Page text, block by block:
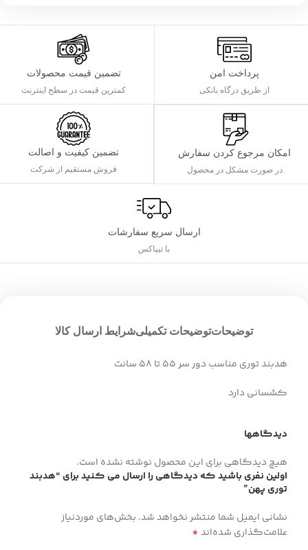
پرداخت امن
از طریق درگاه بانکی
تضمین قیمت محصولات
کمترین قیمت در سطح اینترنت
امکان مرجوع کردن سفارش
در صورت مشکل در محصول
تضمین کیفیت و اصالت
فروش مستقیم از شرکت
ارسال سریع سفارشات
با تیپاکس
توضیحاتتوضیحات تکمیلیشرایط ارسال کالا
هدبند توری مناسب دور سر ۵۵ تا ۵۸ سانت
کشسانی دارد
دیدگاهها
هیچ دیدگاهی برای این محصول نوشته نشده است.
اولین نفری باشید که دیدگاهی را ارسال می کنید برای “هدبند
توری پهن”
نشانی ایمیل شما منتشر نخواهد شد. بخش‌های موردنیاز
علامت‌گذاری شده‌اند*